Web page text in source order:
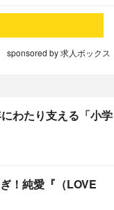
sponsored by 求人ボックス
わたり支える「小学
！純愛『（LOVE